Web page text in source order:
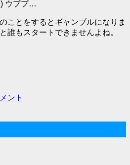
ウププ…
ことをするとギャンブルになりま
誰もスタートできませんよね。
ント